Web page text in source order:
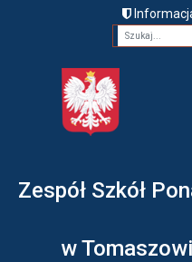
Fraza
Zespół Szkół
w